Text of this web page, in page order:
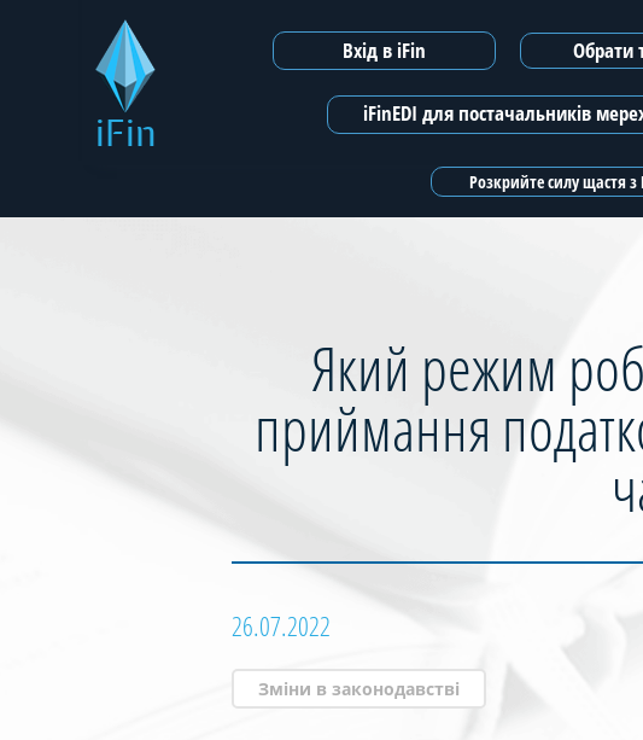
iFin
Вхід в iFin Обрати
iFinEDI для постачальників
Розкрийте силу щастя
Який режим
приймання
26.07.2022
Зміни в законодавстві